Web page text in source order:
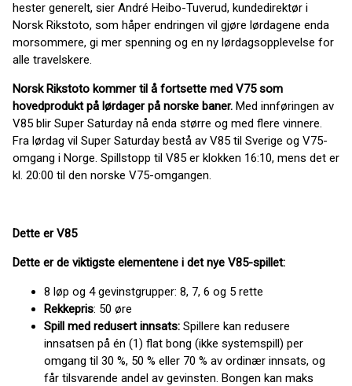
hester generelt, sier André Heibo-Tuverud, kundedirektør i
Norsk Rikstoto, som håper endringen vil gjøre lørdagene enda
morsommere, gi mer spenning og en ny lørdagsopplevelse for
alle travelskere.
Norsk Rikstoto kommer til å fortsette med V75 som
hovedprodukt på lørdager på norske baner. Med innføringen av
V85 blir Super Saturday nå enda større og med flere vinnere.
Fra lørdag vil Super Saturday bestå av V85 til Sverige og V75-
omgang i Norge. Spillstopp til V85 er klokken 16:10, mens det er
kl. 20:00 til den norske V75-omgangen.
Dette er V85
Dette er de viktigste elementene i det nye V85-spillet:
8 løp og 4 gevinstgrupper: 8, 7, 6 og 5 rette
Rekkepris: 50 øre
Spill med redusert innsats: Spillere kan redusere
innsatsen på én (1) flat bong (ikke systemspill) per
omgang til 30 %, 50 % eller 70 % av ordinær innsats, og
får tilsvarende andel av gevinsten. Bongen kan maks